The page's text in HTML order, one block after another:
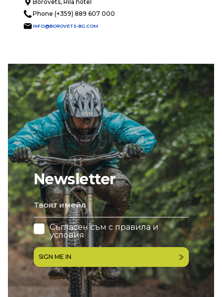
Newsletter
email
Съгласен съм с правила и
условия
SIGN ME IN
Borovets, Rila hotel
Phone (+359) 889 607 000
INFO@BOROVETS-BG.COM